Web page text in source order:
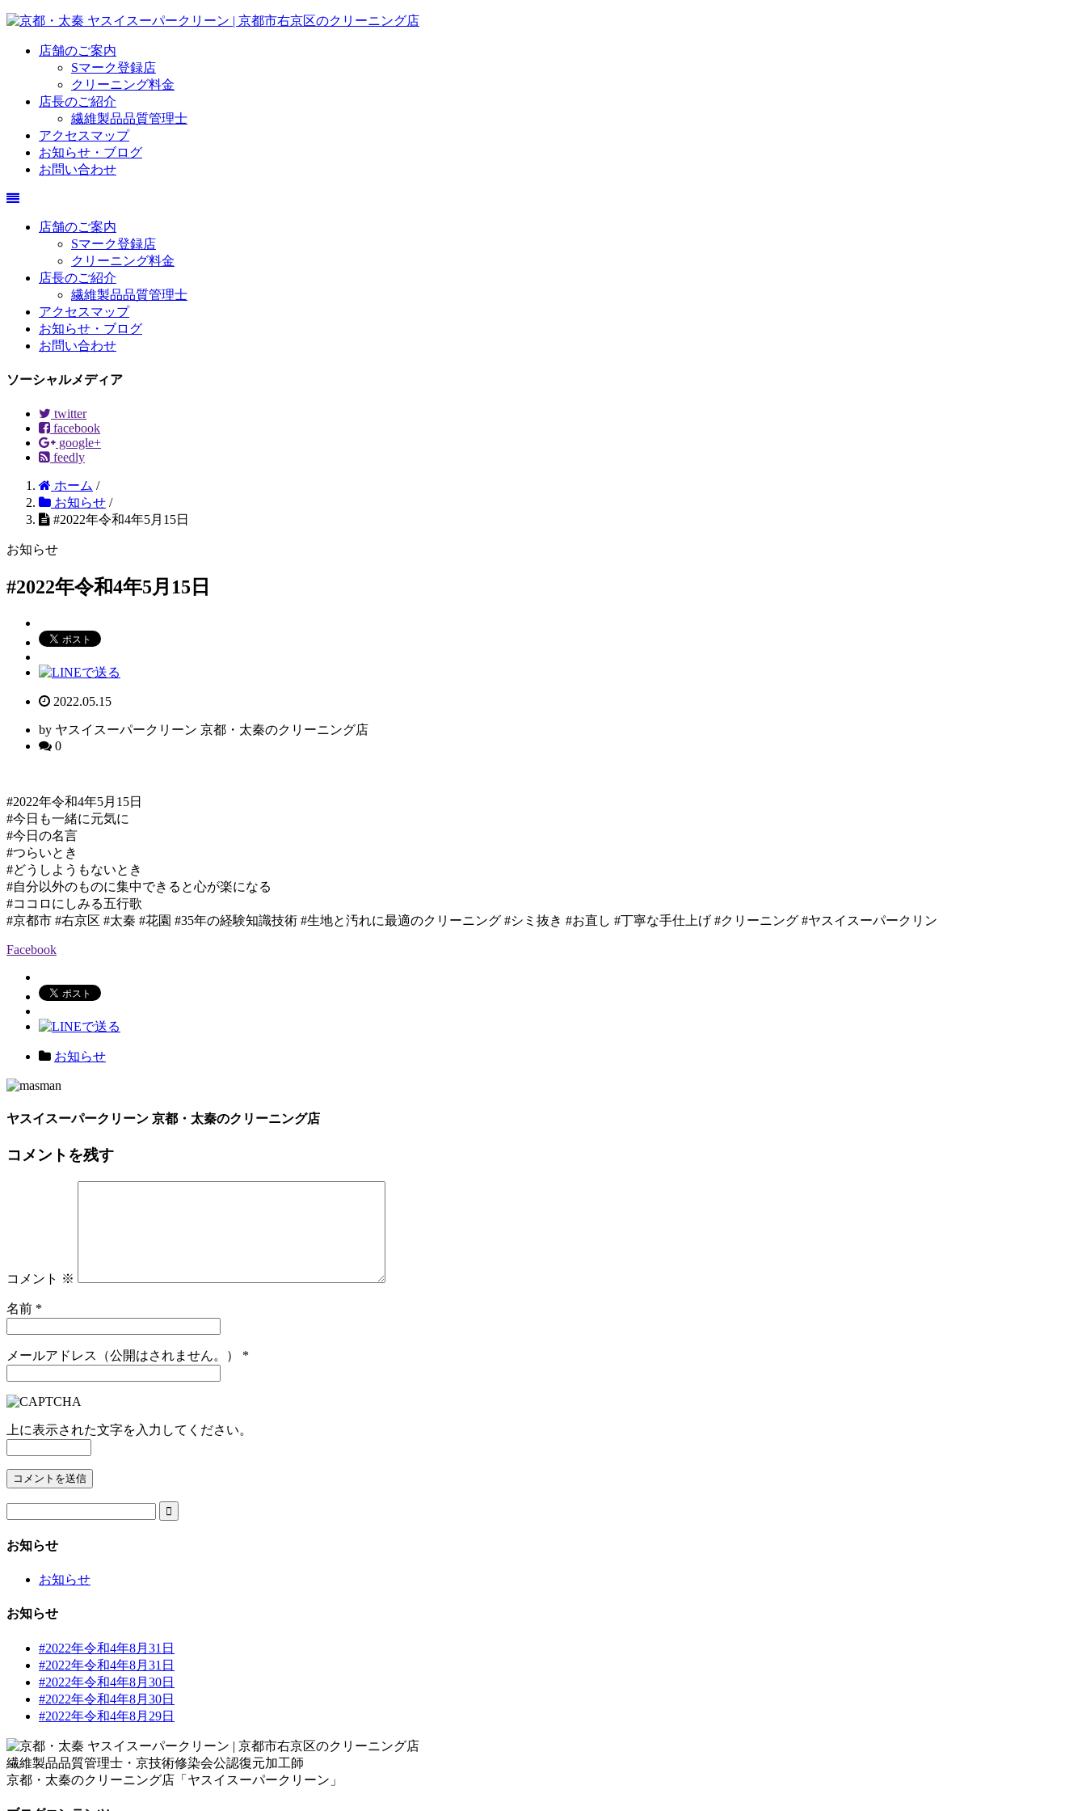
店舗のご案内
Sマーク登録店
クリーニング料金
店長のご紹介
繊維製品品質管理士
アクセスマップ
お知らせ・ブログ
お問い合わせ
店舗のご案内
Sマーク登録店
クリーニング料金
店長のご紹介
繊維製品品質管理士
アクセスマップ
お知らせ・ブログ
お問い合わせ
ソーシャルメディア
twitter
facebook
google+
feedly
ホーム /
お知らせ /
#2022年令和4年5月15日
お知らせ
#2022年令和4年5月15日
2022.05.15
by ヤスイスーパークリーン 京都・太秦のクリーニング店
0
#2022年令和4年5月15日
#今日も一緒に元気に
#今日の名言
#つらいとき
#どうしようもないとき
#自分以外のものに集中できると心が楽になる
#ココロにしみる五行歌
#京都市 #右京区 #太秦 #花園 #35年の経験知識技術 #生地と汚れに最適のクリーニング #シミ抜き #お直し #丁寧な手仕上げ #クリーニング #ヤスイスーパークリン
Facebook
お知らせ
ヤスイスーパークリーン 京都・太秦のクリーニング店
コメントを残す
コメント ※
名前 *
メールアドレス（公開はされません。） *
上に表示された文字を入力してください。

お知らせ
お知らせ
お知らせ
#2022年令和4年8月31日
#2022年令和4年8月31日
#2022年令和4年8月30日
#2022年令和4年8月30日
#2022年令和4年8月29日
繊維製品品質管理士・京技術修染会公認復元加工師
京都・太秦のクリーニング店「ヤスイスーパークリーン」